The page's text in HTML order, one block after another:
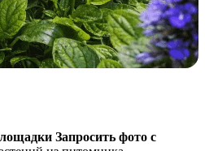
Запросить фото с